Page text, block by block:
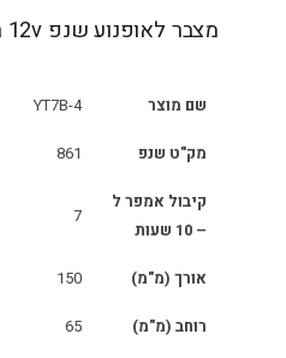
מצבר לאופנוע שנפ YT7B-4 – 7a 12v
שם מוצר YT7B-4
מק"ט שנפ 861
קיבול אמפר ל
– 10 שעות
7
אורך (מ"מ) 150
רוחב (מ"מ) 65